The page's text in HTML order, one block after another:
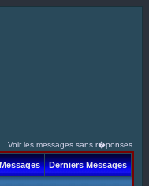
Voir les messages sans r�ponses
Derniers Messages